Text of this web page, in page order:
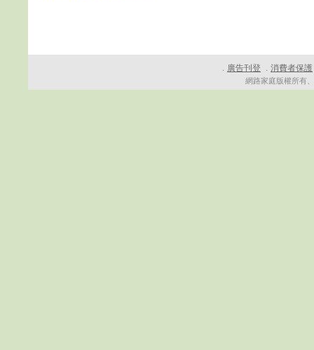
． 廣告刊登 ． 消費者保護
網路家庭版權所有